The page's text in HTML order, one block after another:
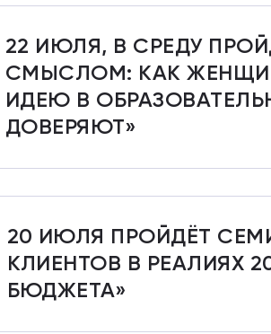
22 ИЮЛЯ, В СРЕДУ
СМЫСЛОМ: КАК
ИДЕЮ В
ДОВЕРЯЮТ»
20 ИЮЛЯ ПРОЙДЁТ
КЛИЕНТОВ В РЕАЛИЯХ
БЮДЖЕТА»